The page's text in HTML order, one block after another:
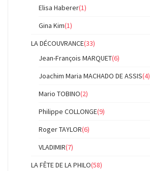
Elisa Haberer(1)
Gina Kim(1)
LA DÉCOUVRANCE(33)
Jean-François MARQUET(6)
Joachim Maria MACHADO DE ASSIS(4)
Mario TOBINO(2)
Philippe COLLONGE(9)
Roger TAYLOR(6)
VLADIMIR(7)
LA FÊTE DE LA PHILO(58)